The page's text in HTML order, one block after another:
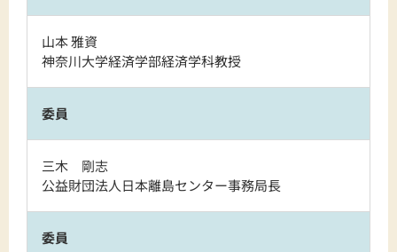
山本 雅資
神奈川大学経済学部経済学科教授
委員
三木 剛志
公益財団法人日本離島センター事務局長
委員